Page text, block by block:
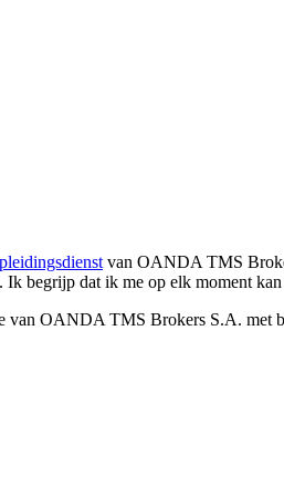
van OANDA TMS
Ik begrijp dat ik me op elk moment
OANDA TMS Brokers S.A. met